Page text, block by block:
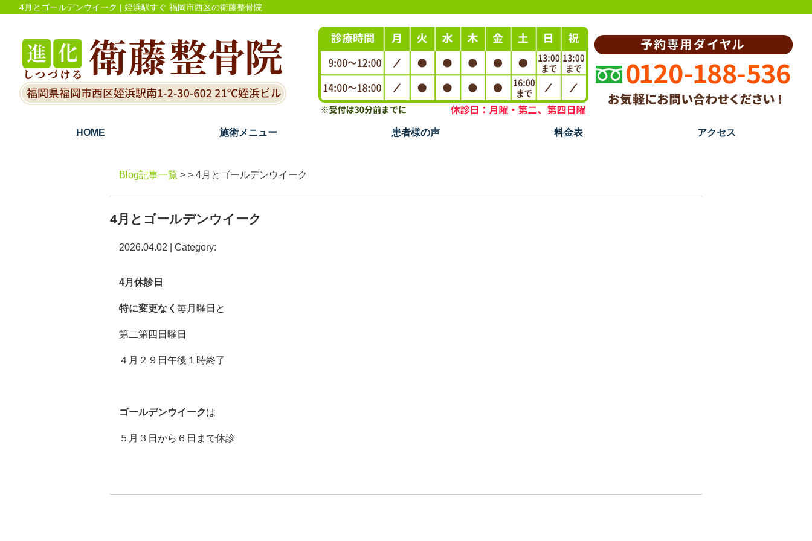
4月とゴールデンウイーク | 姪浜駅すぐ 福岡市西区の衛藤整骨院
HOME 施術メニュー 患者様の声 料金表 アクセス
Blog記事一覧 > > 4月とゴールデンウイーク
4月とゴールデンウイーク
2026.04.02 | Category:
4月休診日
特に変更なく 毎月曜日と
第二第四日曜日
４月２９日午後１時終了
ゴールデンウイークは
５月３日から６日まで休診